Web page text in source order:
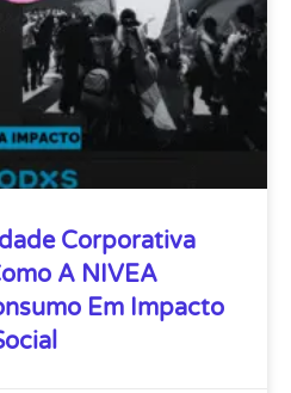
Corporativa
A NIVEA
Em Impacto